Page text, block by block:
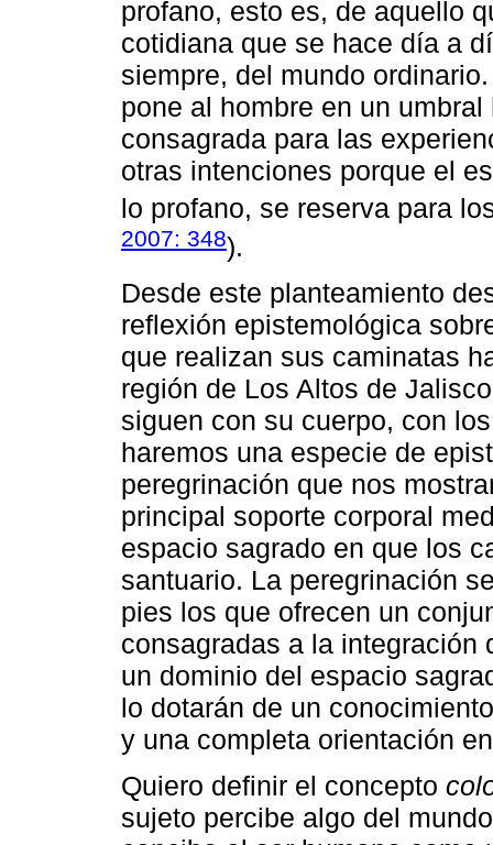
profano, esto es, de aquello
cotidiana que se hace día a
siempre, del mundo
pone al hombre en un
consagrada para las
otras intenciones porque el
lo profano, se reserva para
2007: 348).
Desde este planteamiento
reflexión epistemológica
que realizan sus caminatas
región de Los Altos de
siguen con su cuerpo, con
haremos una especie de
peregrinación que nos
principal soporte corporal
espacio sagrado en que los
santuario. La peregrinación
pies los que ofrecen un
consagradas a la integración
un dominio del espacio
lo dotarán de un
y una completa orientación
Quiero definir el concepto
sujeto percibe algo del